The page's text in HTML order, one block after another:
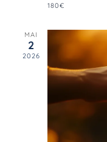
180€
MAI
2
2026